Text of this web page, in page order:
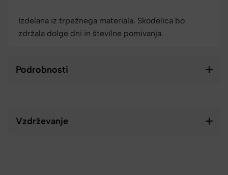
Izdelana iz trpežnega materiala. Skodelica bo
zdržala dolge dni in številne pomivanja.
Podrobnosti
Vzdrževanje